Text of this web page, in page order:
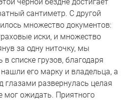
сантиметр. С другой
множество документов:
иски, и множество
за одну ниточку, мы
списке грузов, благодаря
его марку и владельца, а
развернулась целая
мог ожидать. Приятного